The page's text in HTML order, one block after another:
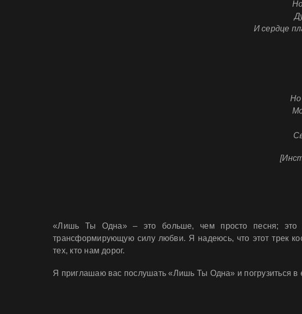
И сердце
Но
«Лишь Ты Одна» – это больше, чем просто песня; это
трансформирующую силу любви. Я надеюсь, что этот трек
тех, кто нам дорог.
Я приглашаю вас послушать «Лишь Ты Одна» и погрузиться в